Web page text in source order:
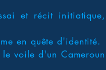
et récit initiatique,
en quête d'identité.
voile d'un Cameroun